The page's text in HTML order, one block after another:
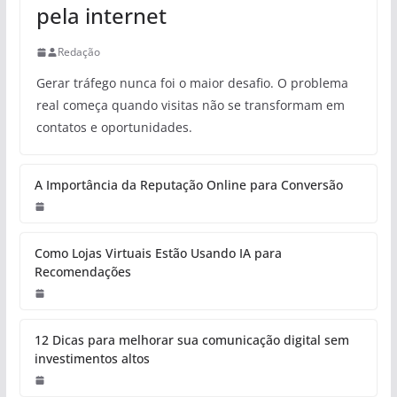
pela internet
Redação
Gerar tráfego nunca foi o maior desafio. O problema
real começa quando visitas não se transformam em
contatos e oportunidades.
A Importância da Reputação Online para Conversão
Como Lojas Virtuais Estão Usando IA para
Recomendações
12 Dicas para melhorar sua comunicação digital sem
investimentos altos